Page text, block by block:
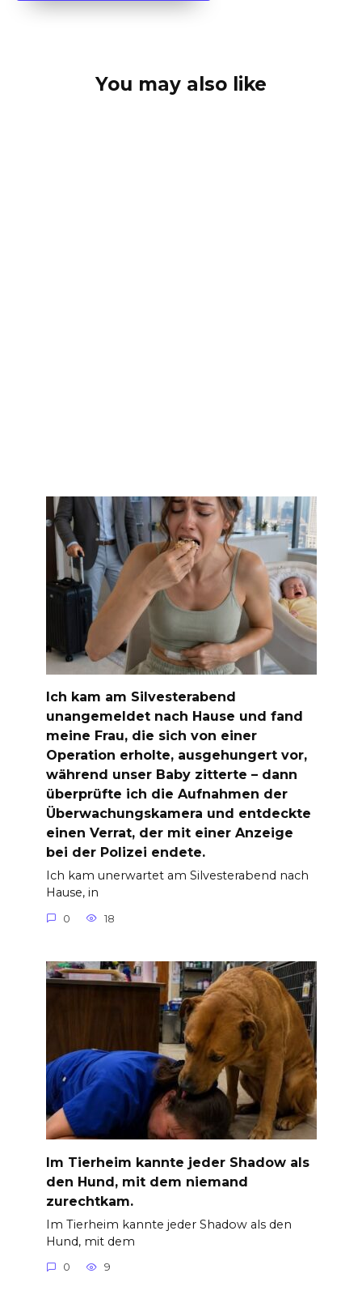
You may also like
Ich kam am Silvesterabend
unangemeldet nach Hause und fand
meine Frau, die sich von einer
Operation erholte, ausgehungert vor,
während unser Baby zitterte – dann
überprüfte ich die Aufnahmen der
Überwachungskamera und entdeckte
einen Verrat, der mit einer Anzeige
bei der Polizei endete.
Ich kam unerwartet am Silvesterabend nach
Hause, in
0 18
Im Tierheim kannte jeder Shadow als
den Hund, mit dem niemand
zurechtkam.
Im Tierheim kannte jeder Shadow als den
Hund, mit dem
0 9